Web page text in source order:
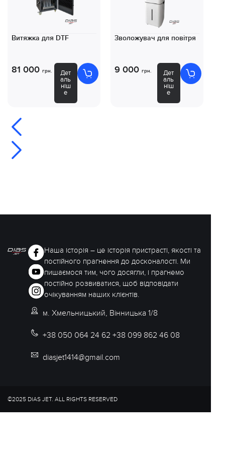
Витяжка для DTF
81 000 грн.
Дет
аль
ніш
е
Зволожувач для повітря
9 000 грн.
Дет
аль
ніш
е
Наша історія – це історія пристрасті, якості та
постійного прагнення до досконалості. Ми
пишаємося тим, чого досягли, і прагнемо
постійно розвиватися, щоб відповідати
очікуванням наших клієнтів.
м. Хмельницький, Вінницька 1/8
+38 050 064 24 62 +38 099 862 46 08
diasjet1414@gmail.com
©2025 DIAS JET. ALL RIGHTS RESERVED